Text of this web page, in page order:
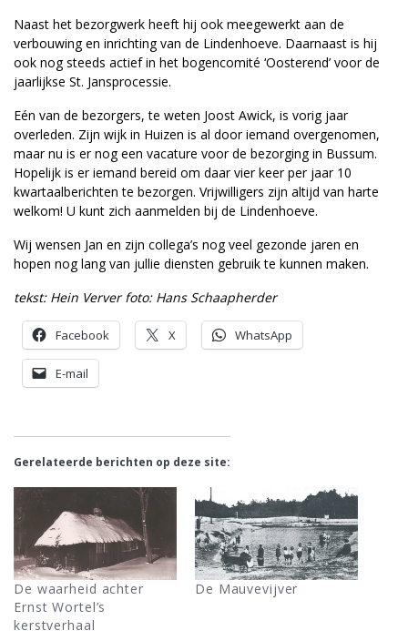
Naast het bezorgwerk heeft hij ook meegewerkt aan de
verbouwing en inrichting van de Lindenhoeve. Daarnaast is hij
ook nog steeds actief in het bogencomité ‘Oosterend’ voor de
jaarlijkse St. Jansprocessie.
Eén van de bezorgers, te weten Joost Awick, is vorig jaar
overleden. Zijn wijk in Huizen is al door iemand overgenomen,
maar nu is er nog een vacature voor de bezorging in Bussum.
Hopelijk is er iemand bereid om daar vier keer per jaar 10
kwartaalberichten te bezorgen. Vrijwilligers zijn altijd van harte
welkom! U kunt zich aanmelden bij de Lindenhoeve.
Wij wensen Jan en zijn collega’s nog veel gezonde jaren en
hopen nog lang van jullie diensten gebruik te kunnen maken.
tekst: Hein Verver foto: Hans Schaapherder
Facebook X WhatsApp
E-mail
Gerelateerde berichten op deze site:
De waarheid achter
Ernst Wortel’s
kerstverhaal
De Mauvevijver